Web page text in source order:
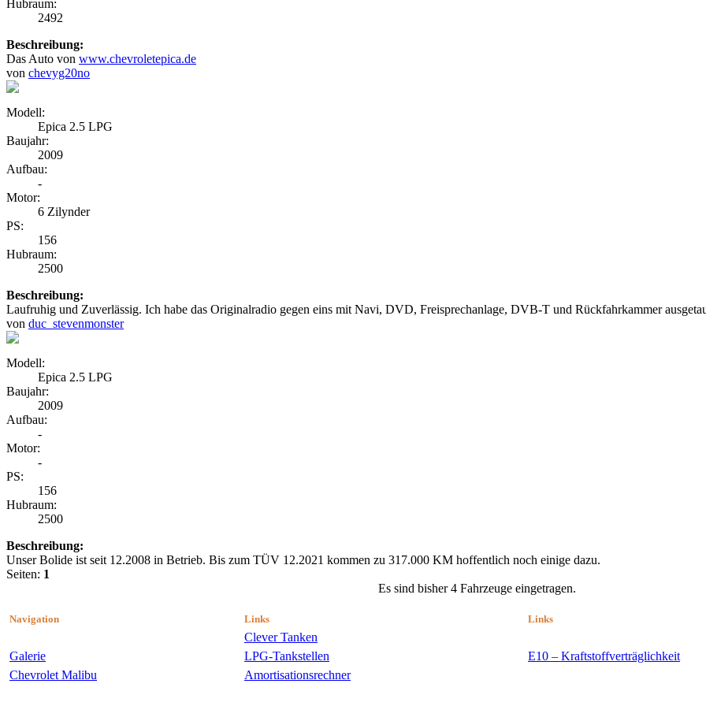
Hubraum:
2492
Beschreibung:
Das Auto von www.chevroletepica.de
von chevyg20no
Modell:
Epica 2.5 LPG
Baujahr:
2009
Aufbau:
-
Motor:
6 Zilynder
PS:
156
Hubraum:
2500
Beschreibung:
Laufruhig und Zuverlässig. Ich habe das Originalradio gegen eins mit Navi, DVD, Freisprechanlage, DVB-T und Rückfahrkammer
von duc_stevenmonster
Modell:
Epica 2.5 LPG
Baujahr:
2009
Aufbau:
-
Motor:
-
PS:
156
Hubraum:
2500
Beschreibung:
Unser Bolide ist seit 12.2008 in Betrieb. Bis zum TÜV 12.2021 kommen zu 317.000 KM hoffentlich noch einige dazu.
Seiten: 1
Es sind bisher 4 Fahrzeuge eingetragen.
Navigation Links Links
Clever Tanken
Galerie
LPG-Tankstellen
E10 – Kraftstoffverträglichkeit
Chevrolet Malibu
Amortisationsrechner